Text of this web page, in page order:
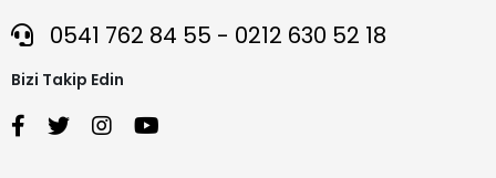
0541 762 84 55 - 0212 630 52 18
Bizi Takip Edin